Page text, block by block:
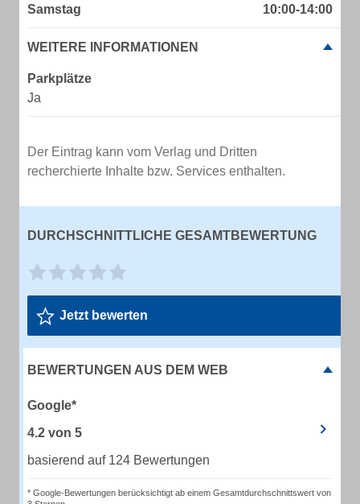
Samstag 10:00-14:00
WEITERE INFORMATIONEN
Parkplätze
Ja
Der Eintrag kann vom Verlag und Dritten
recherchierte Inhalte bzw. Services enthalten.
DURCHSCHNITTLICHE GESAMTBEWERTUNG
Jetzt bewerten
BEWERTUNGEN AUS DEM WEB
Google*
4.2 von 5
basierend auf 124 Bewertungen
* Google-Bewertungen berücksichtigt ab einem Gesamtdurchschnittswert von